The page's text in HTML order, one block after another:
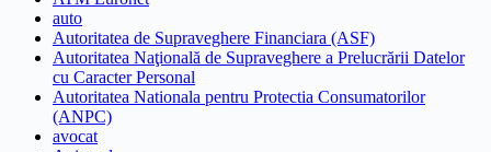
auto
Autoritatea de Supraveghere Financiara (ASF)
Autoritatea Naţională de Supraveghere a Prelucrării Datelor
cu Caracter Personal
Autoritatea Nationala pentru Protectia Consumatorilor
(ANPC)
avocat